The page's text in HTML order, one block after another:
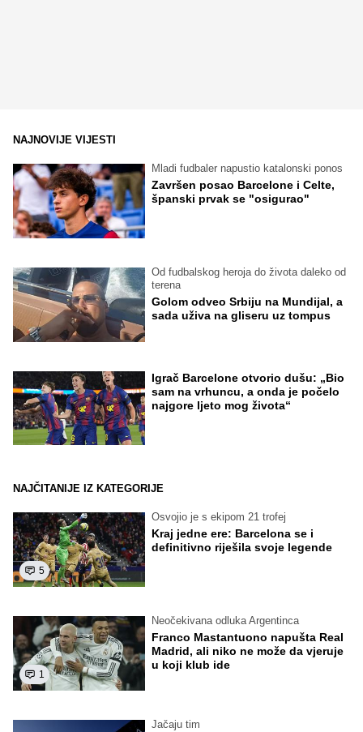
NAJNOVIJE VIJESTI
Mladi fudbaler napustio katalonski ponos
Završen posao Barcelone i Celte,
španski prvak se "osigurao"
Od fudbalskog heroja do života daleko od
terena
Golom odveo Srbiju na Mundijal, a
sada uživa na gliseru uz tompus
Igrač Barcelone otvorio dušu: „Bio
sam na vrhuncu, a onda je počelo
najgore ljeto mog života“
NAJČITANIJE IZ KATEGORIJE
5
Osvojio je s ekipom 21 trofej
Kraj jedne ere: Barcelona se i
definitivno riješila svoje legende
1
Neočekivana odluka Argentinca
Franco Mastantuono napušta Real
Madrid, ali niko ne može da vjeruje
u koji klub ide
Jačaju tim